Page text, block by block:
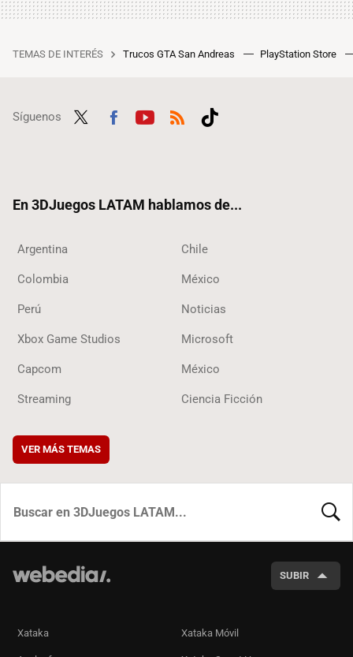
TEMAS DE INTERÉS Trucos GTA San Andreas PlayStation Store
Síguenos
En 3DJuegos LATAM hablamos de...
Argentina Chile
Colombia México
Perú Noticias
Xbox Game Studios Microsoft
Capcom México
Streaming Ciencia Ficción
VER MÁS TEMAS
SUBIR
Xataka Xataka Móvil